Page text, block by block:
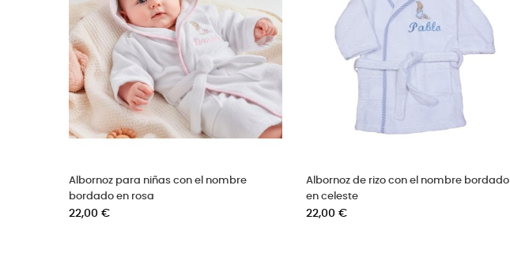
Albornoz para niñas con el nombre
bordado en rosa
Precio
22,00 €
Albornoz de rizo con el nombre bordado
en celeste
Precio
22,00 €